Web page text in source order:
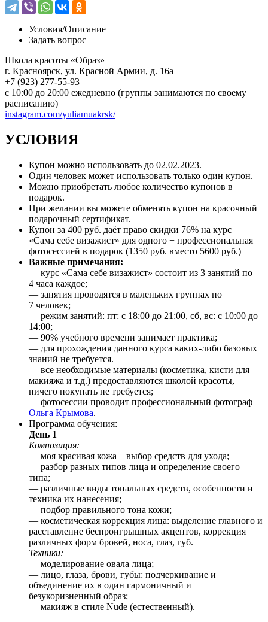
Условия/Описание
Задать вопрос
Школа красоты «Образ»
г. Красноярск, ул. Красной Армии, д. 16а
+7 (923) 277-55-93
с 10:00 до 20:00 ежедневно (группы занимаются по своему
расписанию)
instagram.com/yuliamuakrsk/
УСЛОВИЯ
Купон можно использовать до 02.02.2023.
Один человек может использовать только один купон.
Можно приобретать любое количество купонов в
подарок.
При желании вы можете обменять купон на красочный
подарочный сертификат.
Купон за 400 руб. даёт право скидки 76% на курс
«Сама себе визажист» для одного + профессиональная
фотосессией в подарок (1350 руб. вместо 5600 руб.)
Важные примечания:
— курс «Сама себе визажист» состоит из 3 занятий по
4 часа каждое;
— занятия проводятся в маленьких группах по
7 человек;
— режим занятий: пт: с 18:00 до 21:00, сб, вс: с 10:00 до
14:00;
— 90% учебного времени занимает практика;
— для прохождения данного курса каких-либо базовых
знаний не требуется.
— все необходимые материалы (косметика, кисти для
макияжа и т.д.) предоставляются школой красоты,
ничего покупать не требуется;
— фотосессии проводит профессиональный фотограф
Ольга Крымова.
Программа обучения:
День 1
Композиция:
— моя красивая кожа – выбор средств для ухода;
— разбор разных типов лица и определение своего
типа;
— различные виды тональных средств, особенности и
техника их нанесения;
— подбор правильного тона кожи;
— косметическая коррекция лица: выделение главного и
расставление беспроигрышных акцентов, коррекция
различных форм бровей, носа, глаз, губ.
Техники:
— моделирование овала лица;
— лицо, глаза, брови, губы: подчеркивание и
объединение их в один гармоничный и
безукоризненный образ;
— макияж в стиле Nude (естественный).